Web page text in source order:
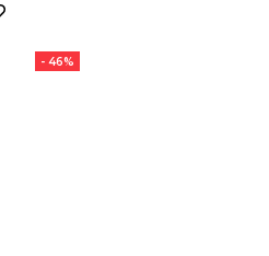
- 46%